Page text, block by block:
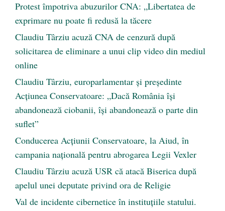
Protest împotriva abuzurilor CNA: „Libertatea de
exprimare nu poate fi redusă la tăcere
Claudiu Târziu acuză CNA de cenzură după
solicitarea de eliminare a unui clip video din mediul
online
Claudiu Târziu, europarlamentar și președinte
Acțiunea Conservatoare: „Dacă România își
abandonează ciobanii, își abandonează o parte din
suflet”
Conducerea Acțiunii Conservatoare, la Aiud, în
campania națională pentru abrogarea Legii Vexler
Claudiu Târziu acuză USR că atacă Biserica după
apelul unei deputate privind ora de Religie
Val de incidente cibernetice în instituțiile statului.